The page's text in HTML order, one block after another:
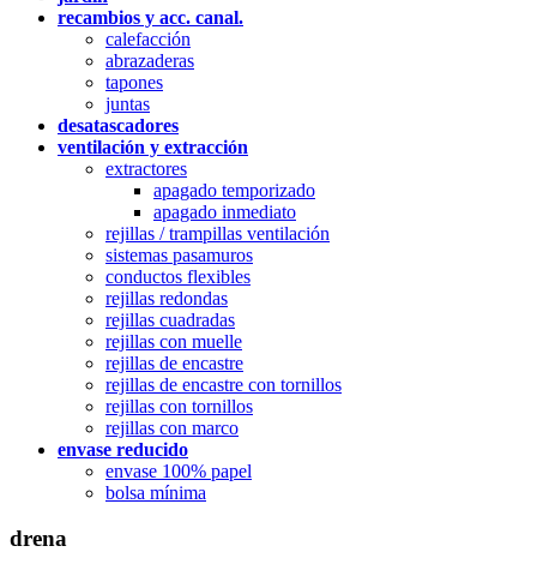
recambios y acc. canal.
calefacción
abrazaderas
tapones
juntas
desatascadores
ventilación y extracción
extractores
apagado temporizado
apagado inmediato
rejillas / trampillas ventilación
sistemas pasamuros
conductos flexibles
rejillas redondas
rejillas cuadradas
rejillas con muelle
rejillas de encastre
rejillas de encastre con tornillos
rejillas con tornillos
rejillas con marco
envase reducido
envase 100% papel
bolsa mínima
drena